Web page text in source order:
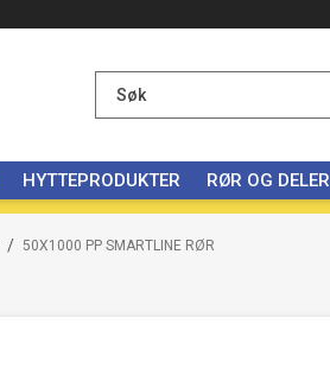
HYTTEPRODUKTER RØR OG DELER
/ 50X1000 PP SMARTLINE RØR